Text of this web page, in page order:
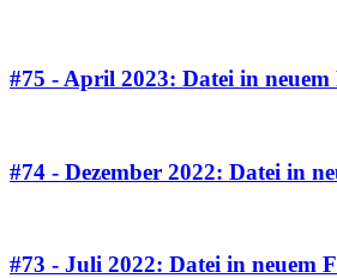
#75 - April 2023: Datei in neuem
#74 - Dezember 2022: Datei in
#73 - Juli 2022: Datei in neuem